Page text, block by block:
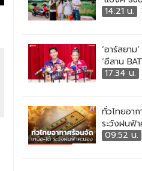
17:34 น.
09:52 น.